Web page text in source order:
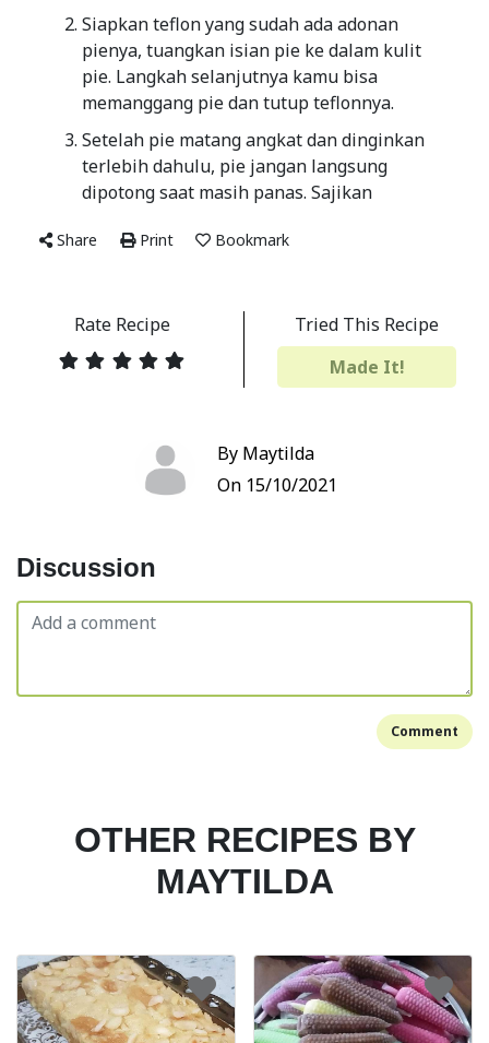
Siapkan teflon yang sudah ada adonan
pienya, tuangkan isian pie ke dalam kulit
pie. Langkah selanjutnya kamu bisa
memanggang pie dan tutup teflonnya.
Setelah pie matang angkat dan dinginkan
terlebih dahulu, pie jangan langsung
dipotong saat masih panas. Sajikan
Share Print Bookmark
Rate Recipe
Tried This Recipe
Made It!
By Maytilda
On 15/10/2021
Discussion
Comment
OTHER RECIPES BY
MAYTILDA